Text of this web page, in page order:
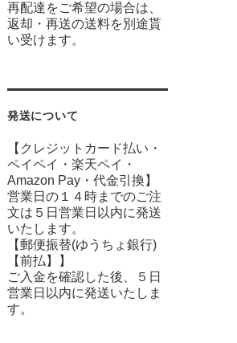
再配達をご希望の場合は、
返却・再送の送料を別途貰
い受けます。
発送について
【クレジットカード払い・
ペイペイ・楽天ペイ・
Amazon Pay・ 代金引換】
営業日の１４時までのご注
文は５日営業日以内に発送
いたします。
【郵便振替(ゆうちょ銀行)
【前払】】
ご入金を確認した後、５日
営業日以内に発送いたしま
す。